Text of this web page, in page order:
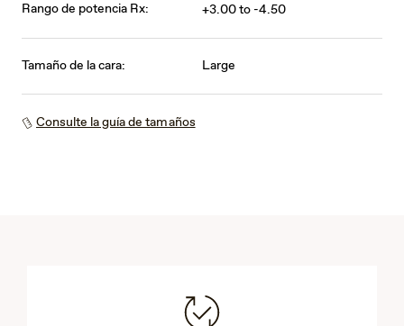
Rango de potencia Rx: +3.00 to -4.50
Tamaño de la cara: Large
Consulte la guía de tamaños